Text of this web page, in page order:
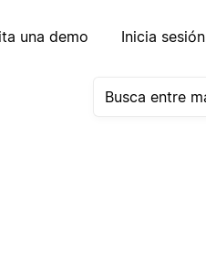
una demo Inicia sesión